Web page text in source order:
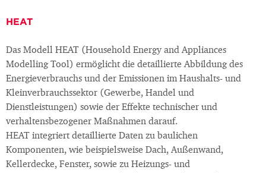
HEAT
Das Modell HEAT (Household Energy and Appliances
Modelling Tool) ermöglicht die detaillierte Abbildung des
Energieverbrauchs und der Emissionen im Haushalts- und
Kleinverbrauchssektor (Gewerbe, Handel und
Dienstleistungen) sowie der Effekte technischer und
verhaltensbezogener Maßnahmen darauf.
HEAT integriert detaillierte Daten zu baulichen
Komponenten, wie beispielsweise Dach, Außenwand,
Kellerdecke, Fenster, sowie zu Heizungs- und